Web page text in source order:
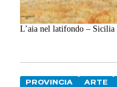
L’aia nel latifondo – Sicilia
PROVINCIA ARTE